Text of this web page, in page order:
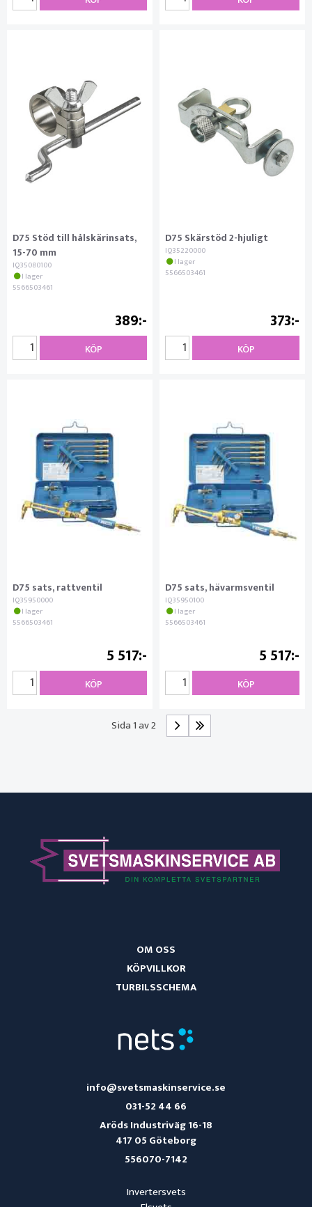
D75 Stöd till hålskärinsats,
15-70 mm
IQ35080100
I lager
5566503461
389
KÖP
D75 Skärstöd 2-hjuligt
IQ35220000
I lager
5566503461
373
KÖP
D75 sats, rattventil
IQ35950000
I lager
5566503461
5 517
KÖP
D75 sats, hävarmsventil
IQ35950100
I lager
5566503461
5 517
KÖP
Sida 1 av 2
Invertersvets
info@svetsmaskinservice.se
031-52 44 66
Aröds Industriväg 16-18
417 05 Göteborg
556070-7142
OM OSS
KÖPVILLKOR
TURBILSSCHEMA